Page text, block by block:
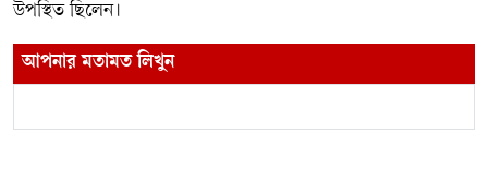
উপস্থিত ছিলেন।
আপনার মতামত লিখুন